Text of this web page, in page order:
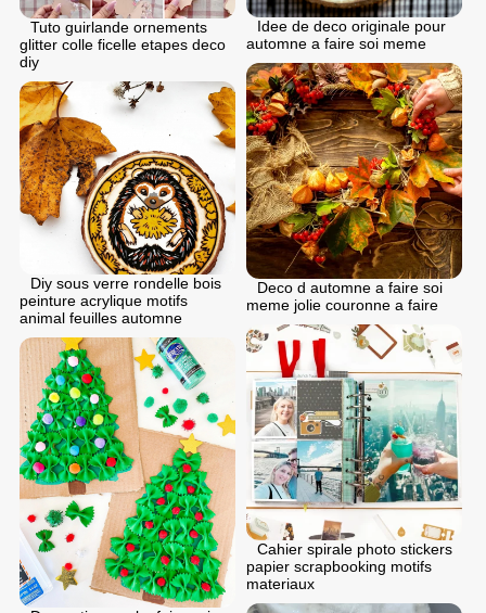
Tuto guirlande ornements
glitter colle ficelle etapes deco
diy
Idee de deco originale pour
automne a faire soi meme
Deco d automne a faire soi
meme jolie couronne a faire
Diy sous verre rondelle bois
peinture acrylique motifs
animal feuilles automne
Cahier spirale photo stickers
papier scrapbooking motifs
materiaux